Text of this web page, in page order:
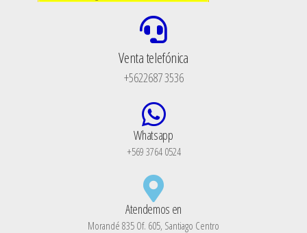
Venta telefónica
+5622687 3536
Whatsapp
+569 3764 0524
Atendemos en
Morandé 835 Of. 605, Santiago Centro